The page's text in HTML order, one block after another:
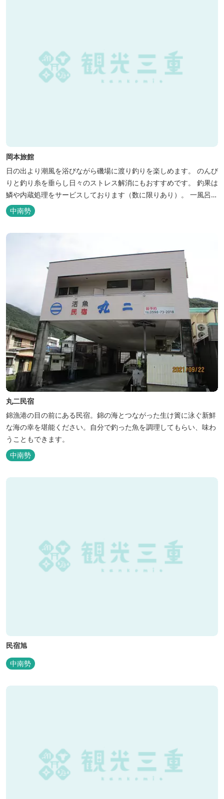
岡本旅館
日の出より潮風を浴びながら磯場に渡り釣りを楽しめます。 のんび
りと釣り糸を垂らし日々のストレス解消にもおすすめです。 釣果は
鱗や内蔵処理をサービスしております（数に限りあり）。 一風呂浴
びてさっぱりしてお帰りいただけます。 料金１名５５００円、弁当
５００円
中南勢
丸二民宿
錦漁港の目の前にある民宿。錦の海とつながった生け簀に泳ぐ新鮮
な海の幸を堪能ください。自分で釣った魚を調理してもらい、味わ
うこともできます。
中南勢
民宿旭
中南勢